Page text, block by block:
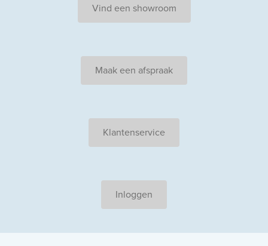
Vind een showroom
Maak een afspraak
Klantenservice
Inloggen